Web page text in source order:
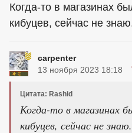
Когда-то в магазинах
кибуцев, сейчас не
carpenter
13 ноября 2023 18:18
Цитата: Rashid
Когда-то в магазинах
кибуцев, сейчас не знаю.